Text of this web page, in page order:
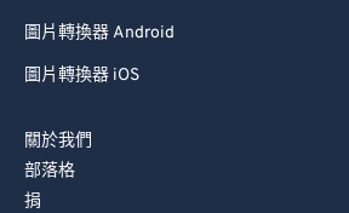
圖片轉換器 Android
圖片轉換器 iOS
關於我們
部落格
捐